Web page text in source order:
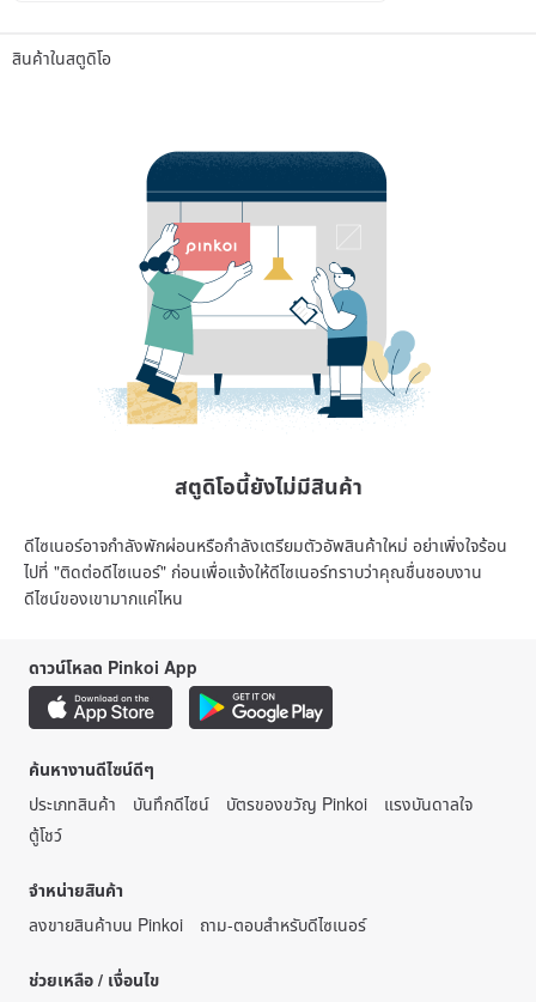
สินค้าในสตูดิโอ
สตูดิโอนี้ยังไม่มีสินค้า
ดีไซเนอร์อาจกำลังพักผ่อนหรือกำลังเตรียมตัวอัพสินค้าใหม่ อย่าเพิ่งใจร้อน
ไปที่ "ติดต่อดีไซเนอร์" ก่อนเพื่อแจ้งให้ดีไซเนอร์ทราบว่าคุณชื่นชอบงาน
ดีไซน์ของเขามากแค่ไหน
ดาวน์โหลด Pinkoi App
ค้นหางานดีไซน์ดีๆ
ประเภทสินค้า
บันทึกดีไซน์ บัตรของขวัญ Pinkoi
แรงบันดาลใจ
ตู้โชว์
จำหน่ายสินค้า
ลงขายสินค้าบน Pinkoi
ถาม-ตอบสำหรับดีไซเนอร์
ช่วยเหลือ / เงื่อนไข